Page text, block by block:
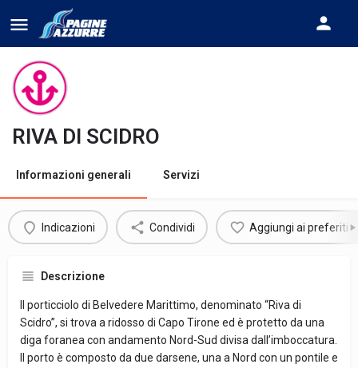
RIVA DI SCIDRO
Informazioni generali Servizi
Indicazioni Condividi Aggiungi ai preferiti
Descrizione
Il porticciolo di Belvedere Marittimo, denominato “Riva di
Scidro”, si trova a ridosso di Capo Tirone ed è protetto da una
diga foranea con andamento Nord-Sud divisa dall’imboccatura.
Il porto è composto da due darsene, una a Nord con un pontile e